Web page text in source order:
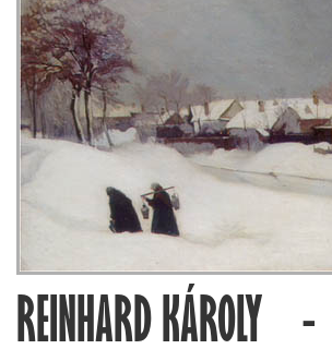
REINHARD KÁROLY -